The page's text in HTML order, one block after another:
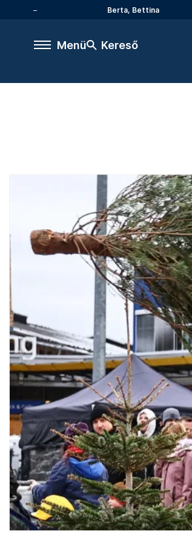
Berta, Bettina
Menü Kereső